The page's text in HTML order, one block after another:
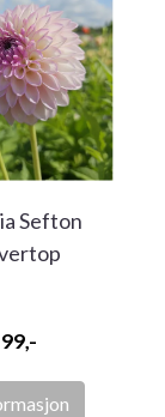
Sefton
99,-